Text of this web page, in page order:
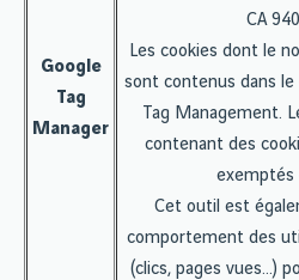
Google
Tag
Manager
CA
Les cookies dont le
sont contenus dans le
Tag Management.
contenant des
exemptés
Cet outil est
comportement des
(clics, pages vues…)